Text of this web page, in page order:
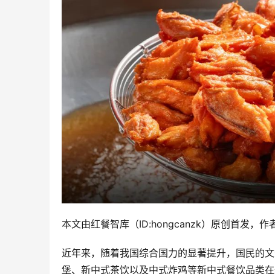
本文由红餐智库（ID:hongcanzk）原创首发，作
近年来，随着我国综合国力的显著提升，国民的
堡、新中式茶饮以及中式炸鸡等新中式餐饮品类在